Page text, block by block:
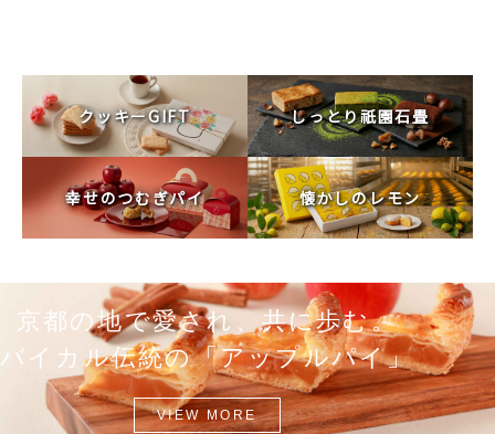
クッキーGIFT しっとり祇園石畳
幸せのつむぎパイ 懐かしのレモン
京都の地で愛され、共に歩む。
バイカル伝統の「アップルパイ」
VIEW MORE